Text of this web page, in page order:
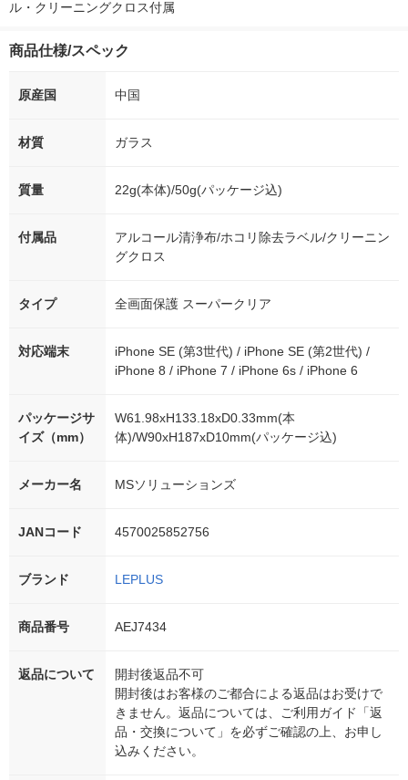
ル・クリーニングクロス付属
商品仕様/スペック
原産国 中国
材質 ガラス
質量 22g(本体)/50g(パッケージ込)
付属品
アルコール清浄布/ホコリ除去ラベル/クリーニン
グクロス
タイプ 全画面保護 スーパークリア
対応端末
iPhone SE (第3世代) / iPhone SE (第2世代) /
iPhone 8 / iPhone 7 / iPhone 6s / iPhone 6
パッケージサ
イズ（mm）
W61.98xH133.18xD0.33mm(本
体)/W90xH187xD10mm(パッケージ込)
メーカー名 MSソリューションズ
JANコード 4570025852756
ブランド LEPLUS
商品番号 AEJ7434
返品について
開封後返品不可
開封後はお客様のご都合による返品はお受けで
きません。返品については、ご利用ガイド「返
品・交換について」を必ずご確認の上、お申し
込みください。